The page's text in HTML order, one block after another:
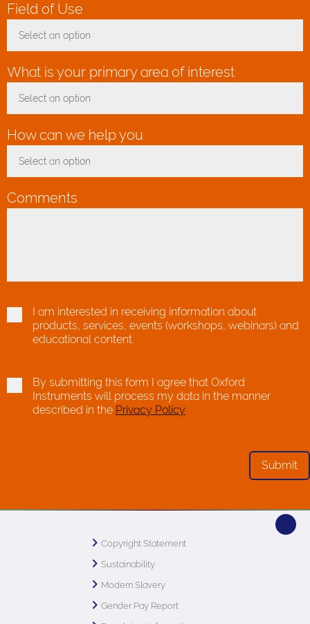
Field of Use
Select an option
What is your primary area of interest
Select an option
How can we help you
Select an option
Comments
I am interested in receiving information about
products, services, events (workshops, webinars) and
educational content.
By submitting this form I agree that Oxford
Instruments will process my data in the manner
described in the Privacy Policy
Copyright Statement
Sustainability
Modern Slavery
Gender Pay Report